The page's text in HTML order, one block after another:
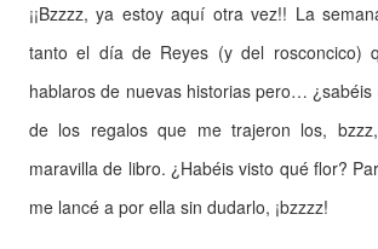
¡¡Bzzzz, ya estoy aquí otra vez!! La
tanto el día de Reyes (y del rosconcico)
hablaros de nuevas historias pero… ¿sabéis
de los regalos que me trajeron los,
maravilla de libro. ¿Habéis visto qué flor?
me lancé a por ella sin dudarlo, ¡bzzzz!